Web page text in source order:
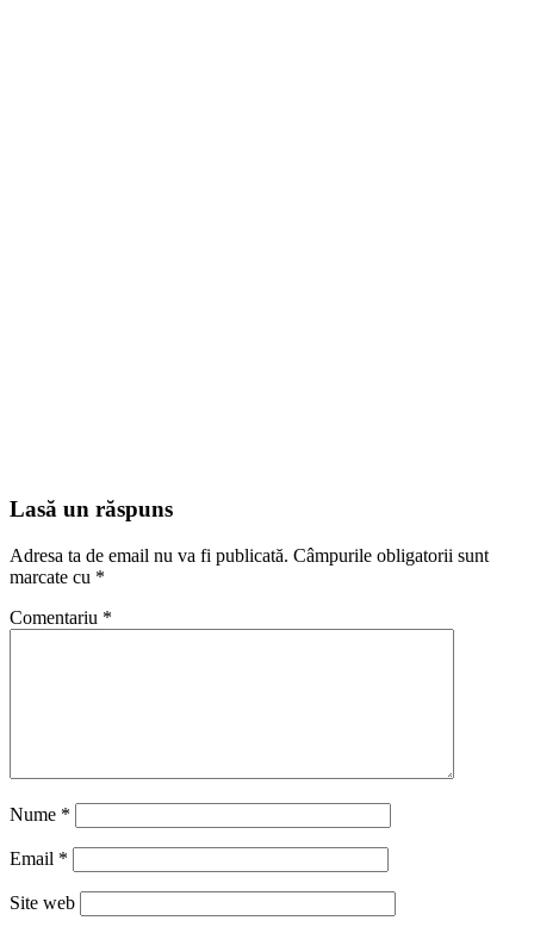
Lasă un răspuns
Adresa ta de email nu va fi publicată. Câmpurile obligatorii sunt
marcate cu *
Comentariu *
Nume *
Email *
Site web